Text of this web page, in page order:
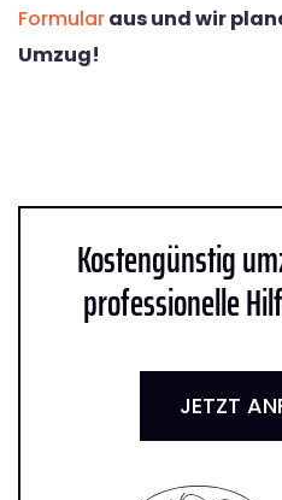
Formularaus und wir
Umzug!
Kostengünstig
professionelle
JETZT